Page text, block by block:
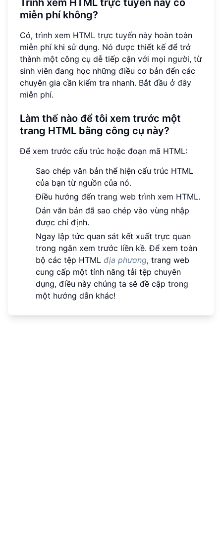
Trình xem HTML trực tuyến này có
miễn phí không?
Có, trình xem HTML trực tuyến này hoàn toàn
miễn phí khi sử dụng. Nó được thiết kế để trở
thành một công cụ dễ tiếp cận với mọi người, từ
sinh viên đang học những điều cơ bản đến các
chuyên gia cần kiểm tra nhanh. Bắt đầu ở đây
miễn phí.
Làm thế nào để tôi xem trước một
trang HTML bằng công cụ này?
Để xem trước cấu trúc hoặc đoạn mã HTML:
Sao chép văn bản thể hiện cấu trúc HTML
của bạn từ nguồn của nó.
Điều hướng đến trang web trình xem HTML.
Dán văn bản đã sao chép vào vùng nhập
được chỉ định.
Ngay lập tức quan sát kết xuất trực quan
trong ngăn xem trước liền kề. Để xem toàn
bộ các tệp HTML địa phương, trang web
cung cấp một tính năng tải tệp chuyên
dụng, điều này chúng ta sẽ đề cập trong
một hướng dẫn khác!